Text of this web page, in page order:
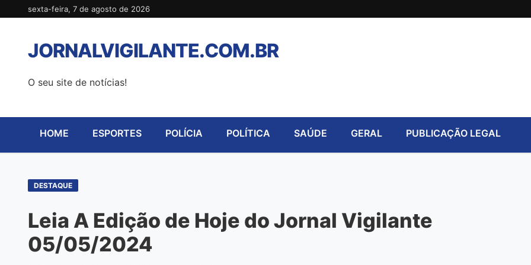
para
conteúdo
sexta-feira, 7 de agosto de 2026
JORNALVIGILANTE.COM.BR
O seu site de notícias!
HOME ESPORTES POLÍCIA POLÍTICA SAÚDE GERAL PUBLICAÇÃO LEGAL
DESTAQUE
Leia A Edição de Hoje do Jornal Vigilante
05/05/2024